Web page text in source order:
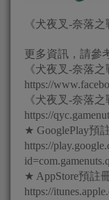
《犬夜叉-奈落
更多資訊，請參
《犬夜叉-奈落之
https://
《犬夜叉-奈落
https://
★ GooglePlay預
https://
★ AppStore預註
https://